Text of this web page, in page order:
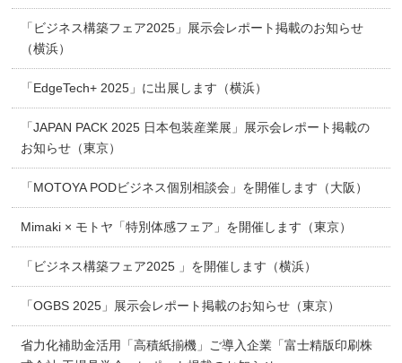
「ビジネス構築フェア2025」展示会レポート掲載のお知らせ
（横浜）
「EdgeTech+ 2025」に出展します（横浜）
「JAPAN PACK 2025 日本包装産業展」展示会レポート掲載の
お知らせ（東京）
「MOTOYA PODビジネス個別相談会」を開催します（大阪）
Mimaki × モトヤ「特別体感フェア」を開催します（東京）
「ビジネス構築フェア2025 」を開催します（横浜）
「OGBS 2025」展示会レポート掲載のお知らせ（東京）
省力化補助金活用「高積紙揃機」ご導入企業「富士精版印刷株